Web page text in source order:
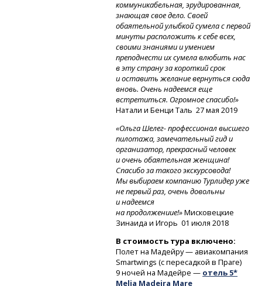
коммуникабельная, эрудированная,
знающая свое дело. Своей
обаятельной улыбкой сумела с первой
минуты расположить к себе всех,
своими знаниями и умением
преподнести их сумела влюбить нас
в эту страну за короткий срок
и оставить желание вернуться сюда
вновь. Очень надеемся еще
встретиться. Огромное спасибо!»
Натали и Бенци Таль 27 мая 2019
«Ольга Шелег- профессионал высшего
пилотажа, замечательный гид и
организатор, прекрасный человек
и очень обаятельная женщина!
Спасибо за такого экскурсовода!
Мы выбираем компанию Турлидер уже
не первый раз, очень довольны
и надеемся
на продолжениие!»Мисковецкие
Зинаида и Игорь 01 июля 2018
В стоимость тура включено:
Полет на Мадейру — авиакомпания
Smartwings (с пересадкой в Праге)
9 ночей на Мадейре — отель 5*
Melia Madeira Mare